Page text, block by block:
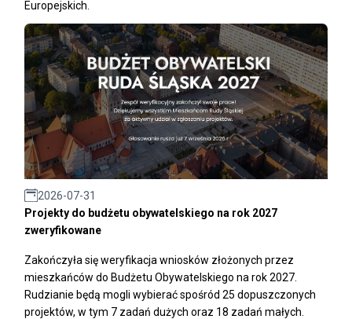
Europejskich.
2026-07-31
Projekty do budżetu obywatelskiego na rok 2027
zweryfikowane
Zakończyła się weryfikacja wniosków złożonych przez
mieszkańców do Budżetu Obywatelskiego na rok 2027.
Rudzianie będą mogli wybierać spośród 25 dopuszczonych
projektów, w tym 7 zadań dużych oraz 18 zadań małych.